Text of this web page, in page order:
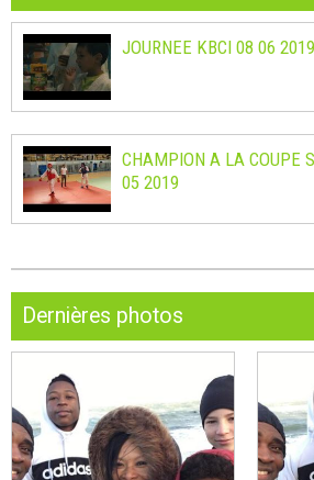
JOURNEE KBCI 08 06 2019
CHAMPION A LA COUPE
05 2019
Dernières photos